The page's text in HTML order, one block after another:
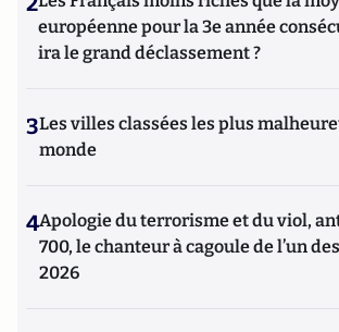
européenne pour la 3e année
ira le grand déclassement ?
3Les villes classées les plus
monde
4Apologie du terrorisme et du viol,
700, le chanteur à cagoule de l’un
2026